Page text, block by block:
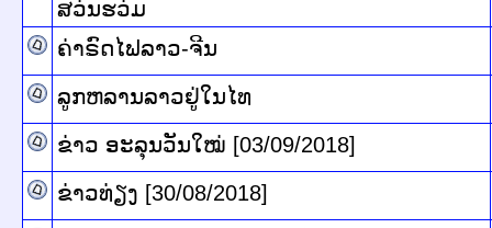
ສວ່ນຮວ່ມ
ຄ່າຣົດໄຟລາວ-ຈີນ
ລູກຫລານລາວຢູ່ໃນໄທ
ຂ່າວ ອະລຸນວັນໃໝ່ [03/09/2018]
ຂ່າວທ່ຽງ [30/08/2018]